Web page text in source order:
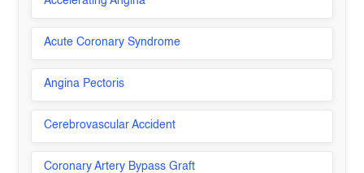
Acute Coronary Syndrome
Angina Pectoris
Cerebrovascular Accident
Coronary Artery Bypass Graft